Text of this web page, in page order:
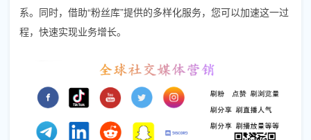
系。同时，借助“粉丝库”提供的多样化服务，您可以加速这一过
程，快速实现业务增长。